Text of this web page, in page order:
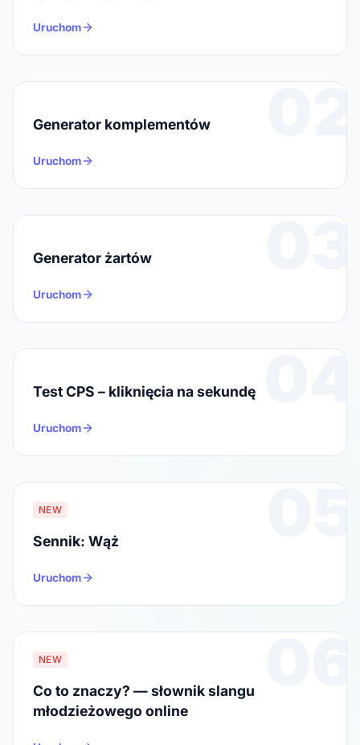
Uruchom
02
Generator komplementów
Uruchom
03
Generator żartów
Uruchom
04
Test CPS – kliknięcia na sekundę
Uruchom
05
NEW
Sennik: Wąż
Uruchom
06
NEW
Co to znaczy? — słownik slangu
młodzieżowego online